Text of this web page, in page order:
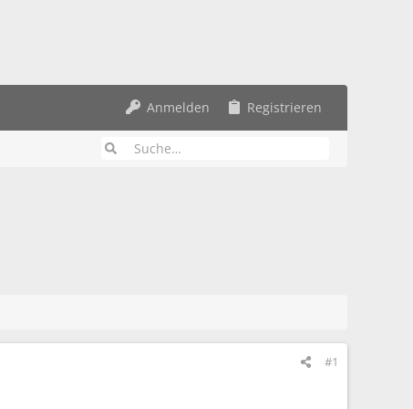
Anmelden Registrieren
#1